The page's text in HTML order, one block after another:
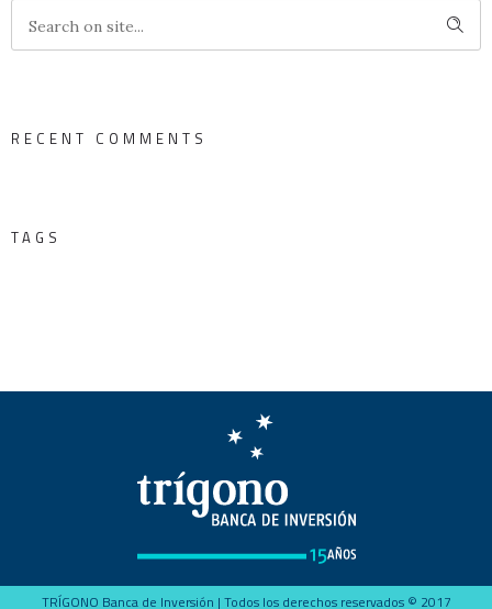
RECENT COMMENTS
TAGS
TRÍGONO Banca de Inversión | Todos los derechos reservados © 2017